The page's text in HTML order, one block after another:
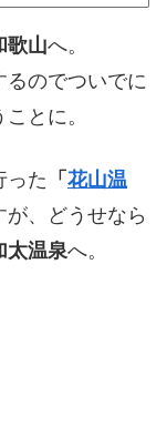
歌山へ。
のでついでに
とに。
った 「 花山温
、どうせなら
太温泉へ。